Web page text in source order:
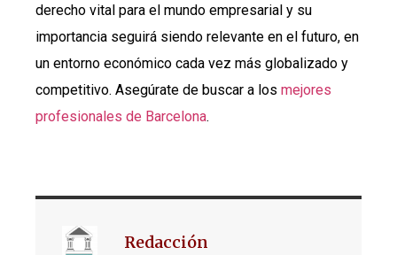
derecho vital para el mundo empresarial y su
importancia seguirá siendo relevante en el futuro, en
un entorno económico cada vez más globalizado y
competitivo. Asegúrate de buscar a los mejores
profesionales de Barcelona.
Redacción